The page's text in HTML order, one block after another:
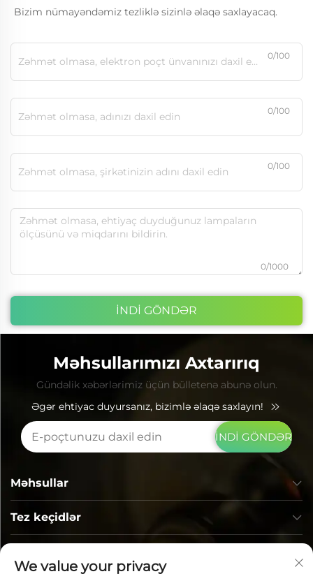
Bizim nümayəndəmiz tezliklə sizinlə əlaqə saxlayacaq.
0/100
0/100
0/100
0/1000
İNDİ GÖNDƏR
Məhsullarımızı Axtarırıq
Gündəlik xəbərlərimiz üçün bülletenə abunə olun.
Əgər ehtiyac duyursanız, bizimlə əlaqə saxlayın!
İNDİ GÖNDƏR
Tez keçidlər
Məhsullar
We value your privacy